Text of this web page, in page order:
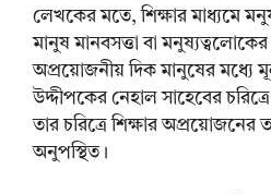
লেখকের মতে, শিক্ষার মাধ্যমে
মানুষ মানবসত্তা বা
অপ্রয়োজনীয় দিক মানুষের মধ্যে
উদ্দীপকের নেহাল সাহেবের
তার চরিত্রে শিক্ষার অপ্রয়োজনের
অনুপস্থিত।